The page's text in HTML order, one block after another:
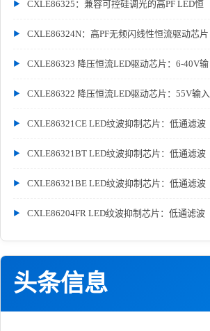
CXLE86325：兼容可控硅调光的高PF LED恒
CXLE86324N：高PF无频闪线性恒流驱动芯片
CXLE86323 降压恒流LED驱动芯片：6-40V输
CXLE86322 降压恒流LED驱动芯片：55V输入
CXLE86321CE LED纹波抑制芯片：低通滤波
CXLE86321BT LED纹波抑制芯片：低通滤波
CXLE86321BE LED纹波抑制芯片：低通滤波
CXLE86204FR LED纹波抑制芯片：低通滤波
头条信息